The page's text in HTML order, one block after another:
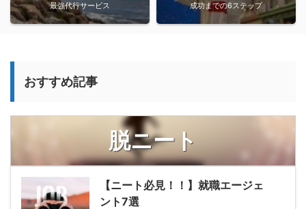
最強代行サービス 成功までの6ステップ
おすすめ記事
脱ニート
【ニート必見！！】就職エージェ
ント7選